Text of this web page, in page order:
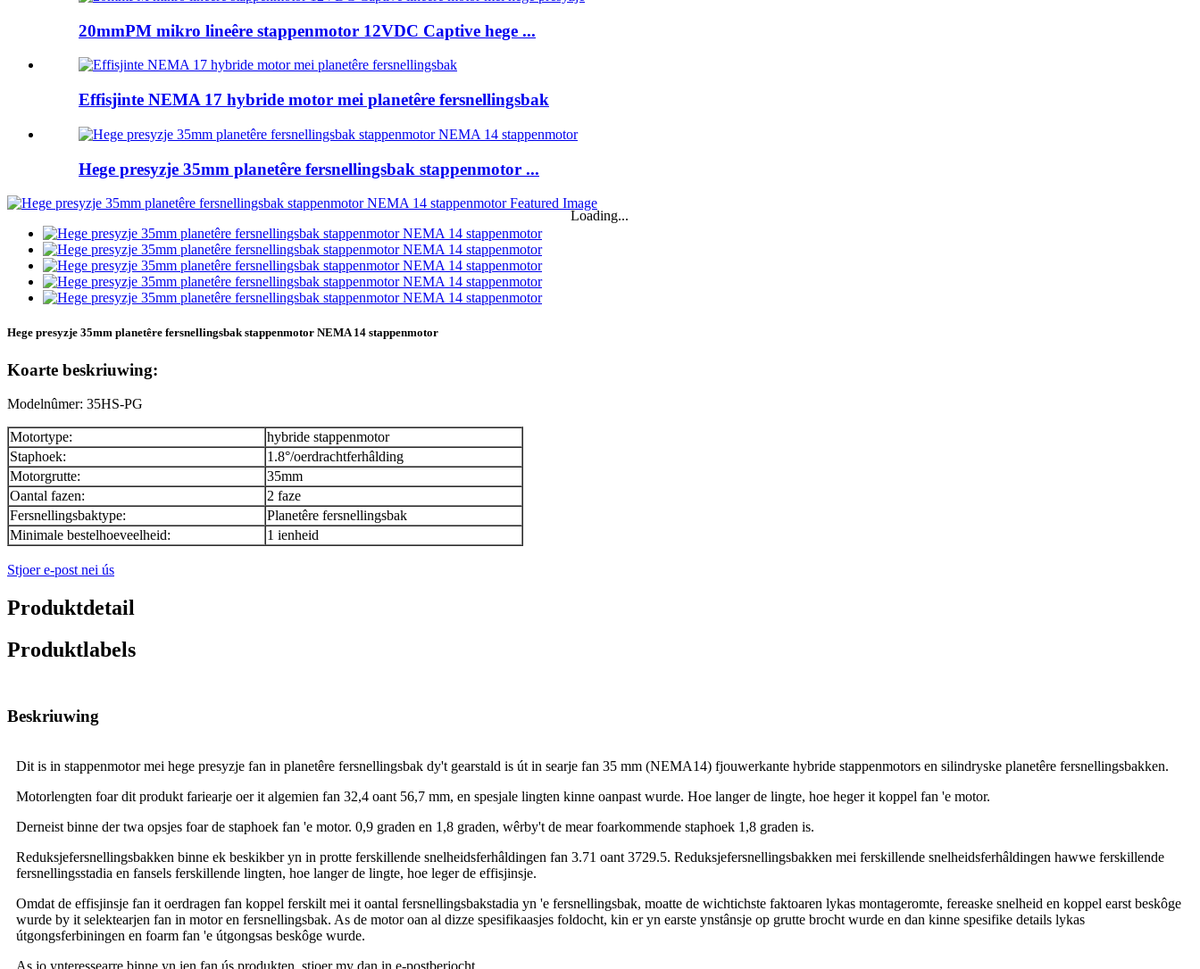
20mmPM mikro lineêre stappenmotor 12VDC Captive hege ...
Effisjinte NEMA 17 hybride motor mei planetêre fersnellingsbak
Hege presyzje 35mm planetêre fersnellingsbak stappenmotor ...
Loading...
Hege presyzje 35mm planetêre fersnellingsbak stappenmotor NEMA 14 stappenmotor
Koarte beskriuwing:
Modelnûmer: 35HS-PG
Motortype:
hybride stappenmotor
Staphoek:
1.8°/oerdrachtferhâlding
Motorgrutte:
35mm
Oantal fazen:
2 faze
Fersnellingsbaktype:
Planetêre fersnellingsbak
Minimale bestelhoeveelheid:
1 ienheid
Stjoer e-post nei ús
Produktdetail
Produktlabels
Beskriuwing
Dit is in stappenmotor mei hege presyzje fan in planetêre fersnellingsbak dy't gearstald is út in searje fan 35 mm (NEMA14) fjouwerkante hybride stappenmotors en silindryske planetêre fersnellingsbakken.
Motorlengten foar dit produkt fariearje oer it algemien fan 32,4 oant 56,7 mm, en spesjale lingten kinne oanpast wurde. Hoe langer de lingte, hoe heger it koppel fan 'e motor.
Derneist binne der twa opsjes foar de staphoek fan 'e motor. 0,9 graden en 1,8 graden, wêrby't de mear foarkommende staphoek 1,8 graden is.
Reduksjefersnellingsbakken binne ek beskikber yn in protte ferskillende snelheidsferhâldingen fan 3.71 oant 3729.5. Reduksjefersnellingsbakken mei ferskillende snelheidsferhâldingen hawwe ferskillende
fersnellingsstadia en fansels ferskillende lingten, hoe langer de lingte, hoe leger de effisjinsje.
Omdat de effisjinsje fan it oerdragen fan koppel ferskilt mei it oantal fersnellingsbakstadia yn 'e fersnellingsbak, moatte de wichtichste faktoaren lykas montageromte, fereaske snelheid en koppel earst beskôge
wurde by it selektearjen fan in motor en fersnellingsbak. As de motor oan al dizze spesifikaasjes foldocht, kin er yn earste ynstânsje op grutte brocht wurde en dan kinne spesifike details lykas
útgongsferbiningen en foarm fan 'e útgongsas beskôge wurde.
As jo ​​ynteressearre binne yn ien fan ús produkten, stjoer my dan in e-postberjocht.